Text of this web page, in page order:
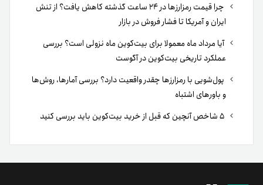
چرا قیمت رمزارزها در ۲۴ ساعت گذشته کاهش یافت؟ از تنش
ایران و آمریکا تا فشار فروش در بازار
آیا مرداد ماه معمولا برای بیت‌کوین ماه نزولی است؟ بررسی
عملکرد تاریخی بیت‌کوین در آگوست
پول‌شویی با رمزارزها چقدر واقعیت دارد؟ بررسی آمارها، روش‌ها
و باورهای اشتباه